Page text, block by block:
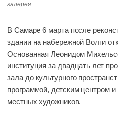
галерея
В Самаре 6 марта после
здании на набережной Волги
Основанная Леонидом
институция за двадцать лет
зала до культурного
программой, детским центром
местных художников.